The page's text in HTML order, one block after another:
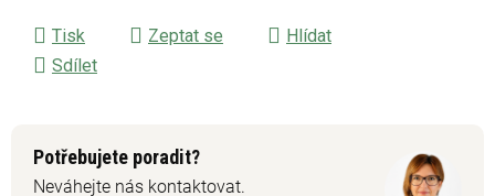
Tisk Zeptat se
Hlídat
Sdílet
Potřebujete poradit?
Neváhejte nás kontaktovat.